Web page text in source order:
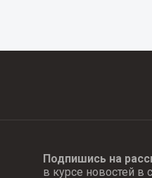
Подпишись на
в курсе новостей в